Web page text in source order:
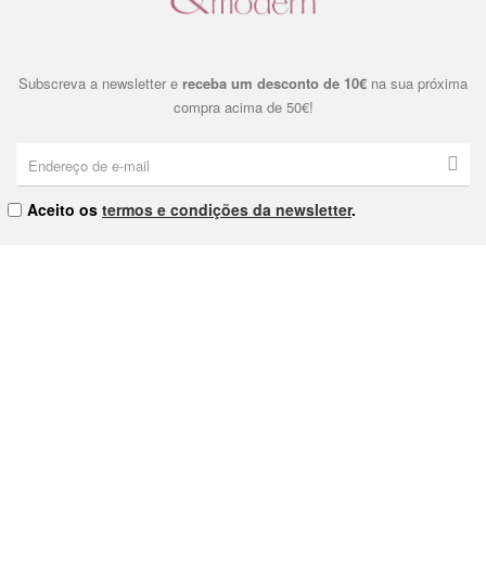
Subscreva a newsletter e receba um desconto de 10€ na sua próxima
compra acima de 50€!
Aceito os termos e condições da newsletter.